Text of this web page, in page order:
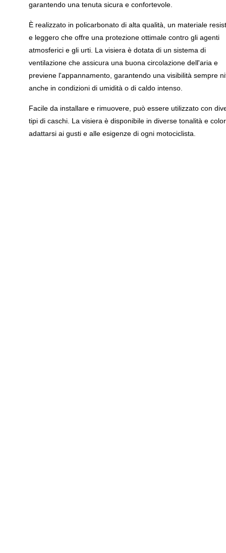
garantendo una tenuta sicura e confortevole.
È realizzato in policarbonato di alta qualità, un materiale
e leggero che offre una protezione ottimale contro gli agenti
atmosferici e gli urti. La visiera è dotata di un sistema di
ventilazione che assicura una buona circolazione dell'aria e
previene l'appannamento, garantendo una visibilità sempre
anche in condizioni di umidità o di caldo intenso.
Facile da installare e rimuovere, può essere utilizzato con
tipi di caschi. La visiera è disponibile in diverse tonalità e
adattarsi ai gusti e alle esigenze di ogni motociclista.